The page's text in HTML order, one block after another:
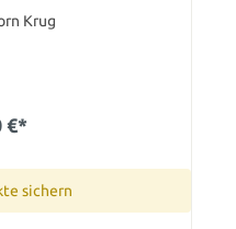
Krug
€*
sichern